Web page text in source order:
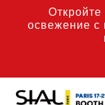
освежение с